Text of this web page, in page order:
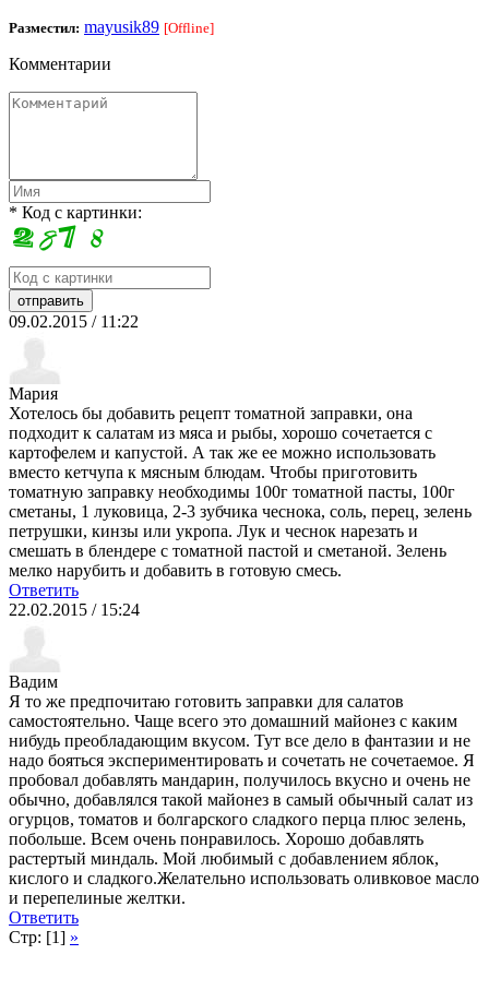
Разместил: mayusik89 [Offline]
Комментарии
* Код с картинки:
09.02.2015 / 11:22
Мария
Хотелось бы добавить рецепт томатной заправки, она
подходит к салатам из мяса и рыбы, хорошо сочетается с
картофелем и капустой. А так же ее можно использовать
вместо кетчупа к мясным блюдам. Чтобы приготовить
томатную заправку необходимы 100г томатной пасты, 100г
сметаны, 1 луковица, 2-3 зубчика чеснока, соль, перец, зелень
петрушки, кинзы или укропа. Лук и чеснок нарезать и
смешать в блендере с томатной пастой и сметаной. Зелень
мелко нарубить и добавить в готовую смесь.
Ответить
22.02.2015 / 15:24
Вадим
Я то же предпочитаю готовить заправки для салатов
самостоятельно. Чаще всего это домашний майонез с каким
нибудь преобладающим вкусом. Тут все дело в фантазии и не
надо бояться экспериментировать и сочетать не сочетаемое. Я
пробовал добавлять мандарин, получилось вкусно и очень не
обычно, добавлялся такой майонез в самый обычный салат из
огурцов, томатов и болгарского сладкого перца плюс зелень,
побольше. Всем очень понравилось. Хорошо добавлять
растертый миндаль. Мой любимый с добавлением яблок,
кислого и сладкого.Желательно использовать оливковое масло
и перепелиные желтки.
Ответить
Стр: [1] »